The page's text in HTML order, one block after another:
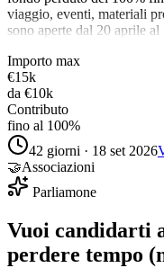
viaggio, eventi, materiali
sono aperte dal 20 aprile al
Importo max
€15k
da €10k
Contributo
fino al 100%
42 giorni · 18 set 2026
🤝Associazioni
Parliamone
Vuoi candidarti
perdere tempo